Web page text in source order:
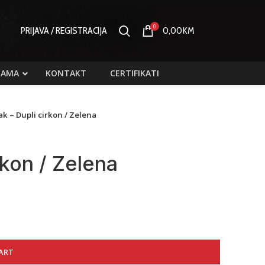
PRIJAVA / REGISTRACIJA 0 0,00KM
KONTAKT CERTIFIKATI
– Dupli cirkon / Zelena
/ Zelena